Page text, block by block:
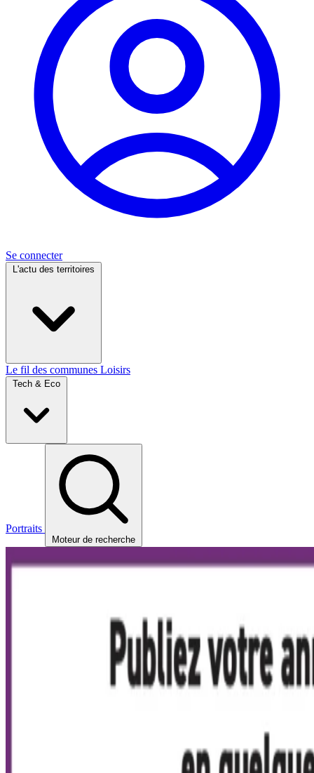
Se connecter
L'actu des territoires
Le fil des communes Loisirs
Tech & Eco
Portraits
Moteur de recherche